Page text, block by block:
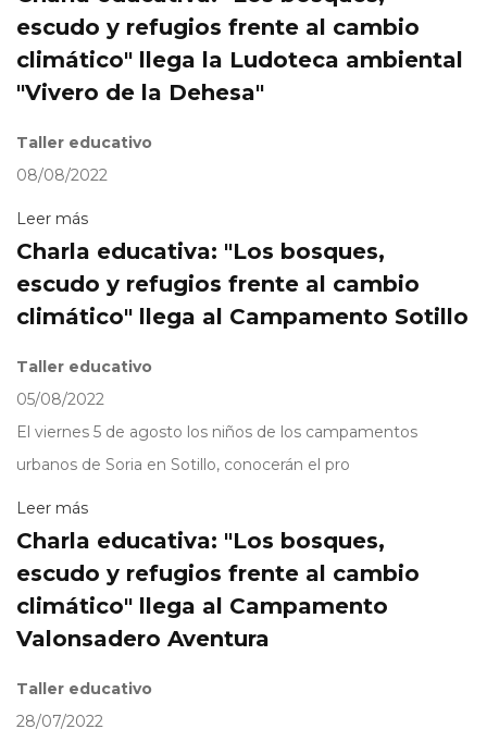
escudo y refugios frente al cambio
climático" llega la Ludoteca ambiental
"Vivero de la Dehesa"
Taller educativo
08/08/2022
Leer más
Charla educativa: "Los bosques,
escudo y refugios frente al cambio
climático" llega al Campamento Sotillo
Taller educativo
05/08/2022
El viernes 5 de agosto los niños de los campamentos
urbanos de Soria en Sotillo, conocerán el pro
Leer más
Charla educativa: "Los bosques,
escudo y refugios frente al cambio
climático" llega al Campamento
Valonsadero Aventura
Taller educativo
28/07/2022